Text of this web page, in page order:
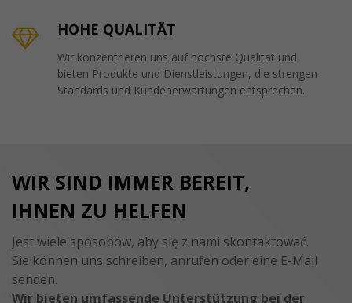
HOHE QUALITÄT
Wir konzentrieren uns auf höchste Qualität und
bieten Produkte und Dienstleistungen, die strengen
Standards und Kundenerwartungen entsprechen.
WIR SIND IMMER BEREIT,
IHNEN ZU HELFEN
Jest wiele sposobów, aby się z nami skontaktować.
Sie können uns schreiben, anrufen oder eine E-Mail
senden.
Wir bieten umfassende Unterstützung bei der